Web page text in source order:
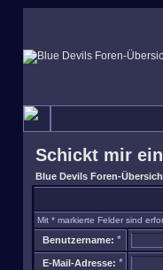
Schickt mir
Blue Devils Foren-
Mit * markierte Felder sind
Benutzername: *
E-Mail-Adresse: *